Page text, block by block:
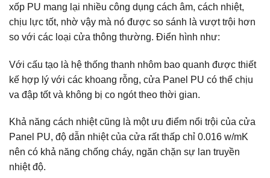
xốp PU mang lại nhiều công dụng cách âm, cách nhiệt,
chịu lực tốt, nhờ vậy mà nó được so sánh là vượt trội hơn
so với các loại cửa thông thường. Điển hình như:
Với cấu tạo là hệ thống thanh nhôm bao quanh được thiết
kế hợp lý với các khoang rỗng, cửa Panel PU có thể chịu
va đập tốt và không bị co ngót theo thời gian.
Khả năng cách nhiệt cũng là một ưu điểm nổi trội của cửa
Panel PU, độ dẫn nhiệt của cửa rất thấp chỉ 0.016 w/mK
nên có khả năng chống cháy, ngăn chặn sự lan truyền
nhiệt độ.